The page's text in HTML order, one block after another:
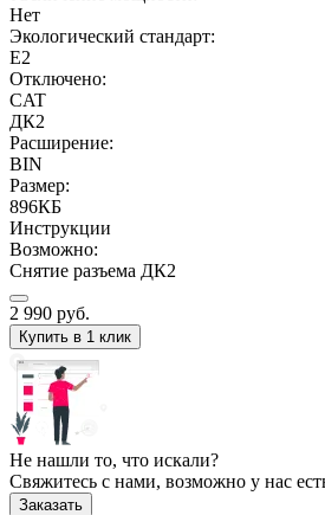
Нет
Экологический стандарт:
E2
Отключено:
CAT
ДК2
Расширение:
BIN
Размер:
896КБ
Инструкции
Возможно:
Снятие разъема ДК2
2 990 руб.
Купить в 1 клик
Не нашли то, что искали?
Свяжитесь с нами, возможно у нас
Заказать